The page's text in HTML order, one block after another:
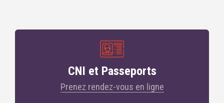
CNI et Passeports
Prenez rendez-vous en ligne